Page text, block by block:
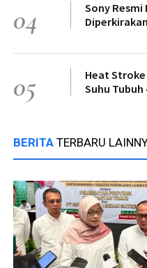
04
Sony Resmi
05
Heat
Suhu Tubuh
BERITA TERBARU